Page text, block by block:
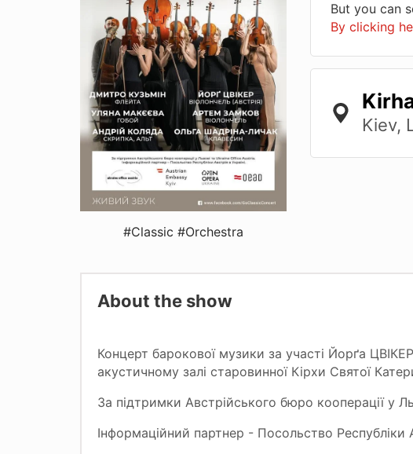
#Classic #Orchestra
But you can
By clicking
Kiev,
About the show
Концерт барокової музики за участі Йорґа
акустичному залі старовинної Кірхи Святої
За підтримки Австрійського бюро кооперації у
Інформаційний партнер - Посольство Республіки